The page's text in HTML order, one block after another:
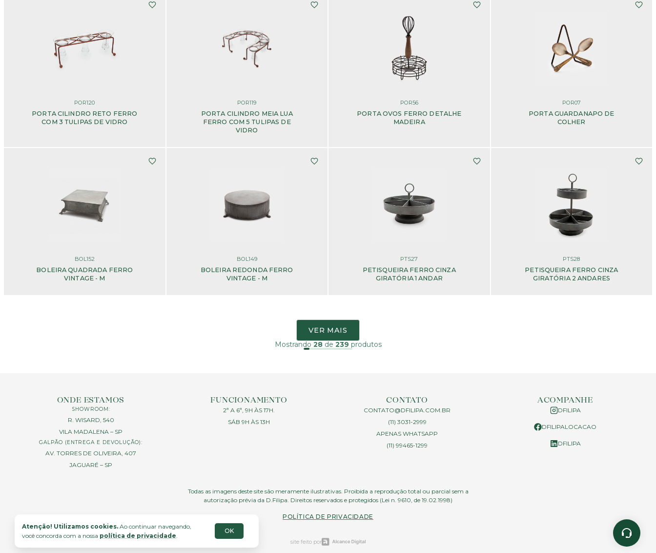
POR120
PORTA CILINDRO RETO FERRO
COM 3 TULIPAS DE VIDRO
POR119
PORTA CILINDRO MEIA LUA
FERRO COM 5 TULIPAS DE
VIDRO
POR56
PORTA OVOS FERRO DETALHE
MADEIRA
POR07
PORTA GUARDANAPO DE
COLHER
BOL152
BOLEIRA QUADRADA FERRO
VINTAGE - M
BOL149
BOLEIRA REDONDA FERRO
VINTAGE - M
PTS27
PETISQUEIRA FERRO CINZA
GIRATÓRIA 1 ANDAR
PTS28
PETISQUEIRA FERRO CINZA
GIRATÓRIA 2 ANDARES
VER MAIS
Mostrando 28de 239 produtos
ONDE ESTAMOS
SHOWROOM:
R. WISARD, 540
VILA MADALENA – SP
GALPÃO (ENTREGA E DEVOLUÇÃO):
AV. TORRES DE OLIVEIRA, 407
JAGUARÉ – SP
FUNCIONAMENTO
2ª A 6ª, 9H ÀS 17H.
SÁB 9H ÀS 13H
CONTATO
CONTATO@DFILIPA.COM.BR
(11) 3031-2999
APENAS WHATSAPP
(11) 99465-1299
ACOMPANHE
DFILIPA
DFILIPALOCACAO
DFILIPA
Todas as imagens deste site são meramente ilustrativas. Proibida a reprodução total ou parcial sem a
autorização prévia da D.Filipa. Direitos reservados e protegidos (Lei n. 9610, de 19.02.1998)
POLÍTICA DE PRIVACIDADE
site feito por
Atenção! Utilizamos cookies. Ao continuar navegando,
você concorda com a nossa política de privacidade.
OK